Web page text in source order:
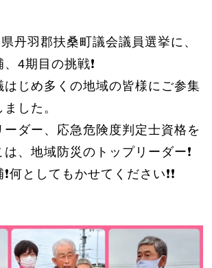
丹羽郡扶桑町議会議員選挙に、
4期目の挑戦❗️
はじめ多くの地域の皆様にご参集
した。
ーダー、応急危険度判定士資格を
、地域防災のトップリーダー❗️
何としてもかせてください❗️❗️